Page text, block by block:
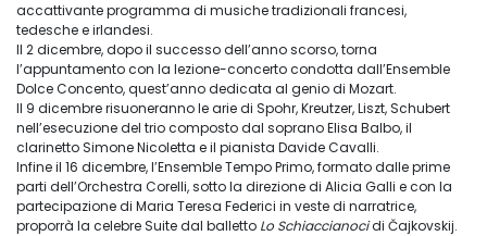
accattivante programma di musiche tradizionali francesi,
tedesche e irlandesi.
Il 2 dicembre, dopo il successo dell’anno scorso, torna
l’appuntamento con la lezione-concerto condotta dall’Ensemble
Dolce Concento, quest’anno dedicata al genio di Mozart.
Il 9 dicembre risuoneranno le arie di Spohr, Kreutzer, Liszt, Schubert
nell’esecuzione del trio composto dal soprano Elisa Balbo, il
clarinetto Simone Nicoletta e il pianista Davide Cavalli.
Infine il 16 dicembre, l’Ensemble Tempo Primo, formato dalle prime
parti dell’Orchestra Corelli, sotto la direzione di Alicia Galli e con la
partecipazione di Maria Teresa Federici in veste di narratrice,
proporrà la celebre Suite dal balletto Lo Schiaccianocidi Čajkovskij.